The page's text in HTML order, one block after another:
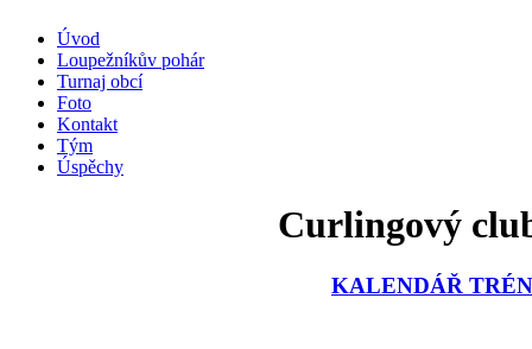
Úvod
Loupežníkův pohár
Turnaj obcí
Foto
Kontakt
Tým
Úspěchy
Curlingový
KALENDÁŘ